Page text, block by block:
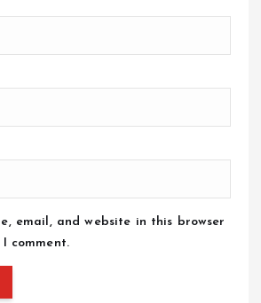
email, and website in this browser
comment.